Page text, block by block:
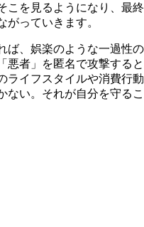
こを見るようになり、最終
がっていきます。
ば、娯楽のような一過性の
悪者」を匿名で攻撃すると
ライフスタイルや消費行動
ない。それが自分を守るこ